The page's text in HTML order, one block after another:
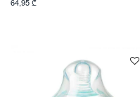
64,95 ₾